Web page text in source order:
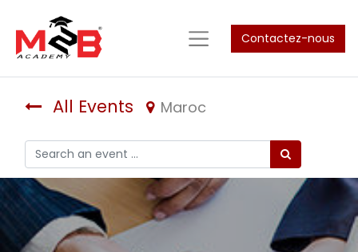
Contactez-nous
All Events Maroc